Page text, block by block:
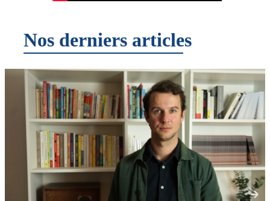
Nos derniers articles